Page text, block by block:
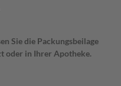
Sie die Packungsbeilage
oder in Ihrer Apotheke.